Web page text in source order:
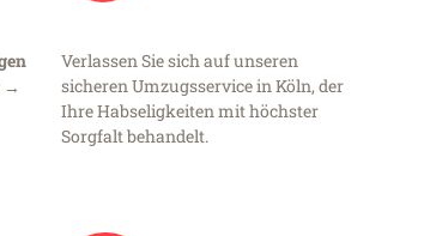
→
Verlassen Sie sich auf unseren
sicheren Umzugsservice in Köln, der
Ihre Habseligkeiten mit höchster
Sorgfalt behandelt.